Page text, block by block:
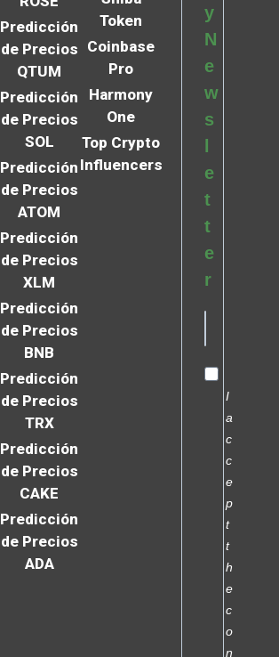
Predicción
de Precios
QTUM
Predicción
de Precios
SOL
Predicción
de Precios
ATOM
Predicción
de Precios
XLM
Predicción
de Precios
BNB
Predicción
de Precios
TRX
Predicción
de Precios
CAKE
Predicción
de Precios
ADA
Token
Coinbase
Pro
Harmony
One
Top Crypto
Influencers
y
N
e
w
s
e
t
t
e
r
I
a
c
c
e
p
t
t
h
e
c
o
n